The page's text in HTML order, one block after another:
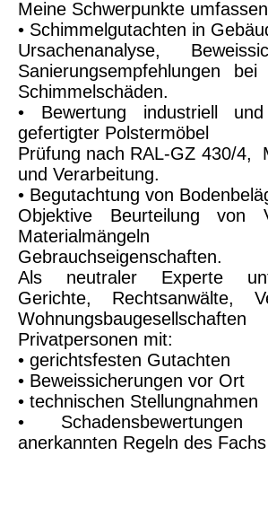
Meine Schwerpunkte
• Schimmelgutachten in
Ursachenanalyse,
Sanierungsempfehlungen
Schimmelschäden.
• Bewertung industriell und
gefertigter Polstermöbel
Prüfung nach RAL-GZ 430/4,
und Verarbeitung.
• Begutachtung von
Objektive Beurteilung von
Gebrauchseigenschaften.
Als neutraler Experte
Gerichte, Rechtsanwälte,
Privatpersonen mit:
• gerichtsfesten Gutachten
• Beweissicherungen vor Ort
• technischen Stellungnahmen
•
anerkannten Regeln des Fachs